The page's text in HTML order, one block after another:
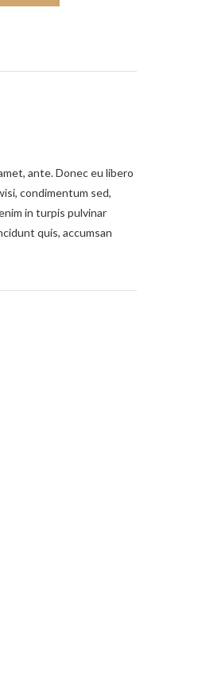
ante. Donec eu libero
condimentum sed,
in turpis pulvinar
quis, accumsan